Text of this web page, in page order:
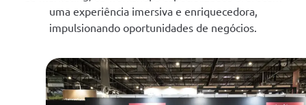
uma experiência imersiva e enriquecedora,
impulsionando oportunidades de negócios.